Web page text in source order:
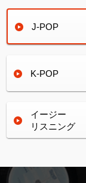
J-POP
K-POP
イージー
リスニング